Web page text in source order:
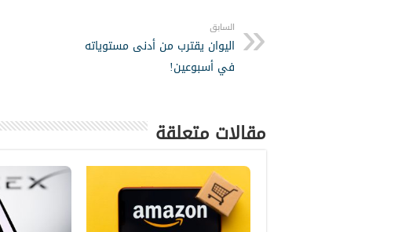
السابق
اليوان يقترب من أدنى مستوياته
في أسبوعين!
مقالات متعلقة